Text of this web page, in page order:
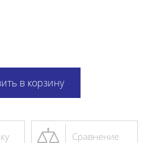
в корзину
Сравнение